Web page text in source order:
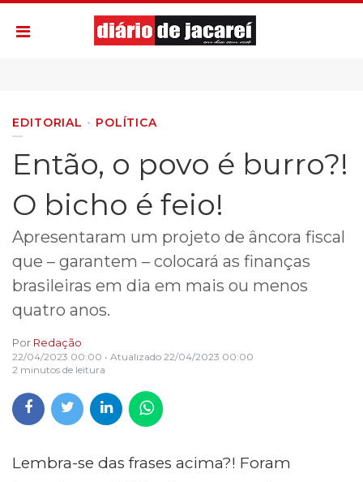
EDITORIAL POLÍTICA
Então, o povo é burro?!
O bicho é feio!
Apresentaram um projeto de âncora fiscal
que – garantem – colocará as finanças
brasileiras em dia em mais ou menos
quatro anos.
Por Redação
22/04/2023 00:00 • Atualizado 22/04/2023 00:00
2 minutos de leitura
Lembra-se das frases acima?! Foram